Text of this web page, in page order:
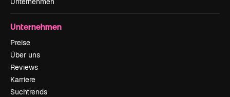
Unternehmen
Preise
Über uns
Reviews
Karriere
Suchtrends